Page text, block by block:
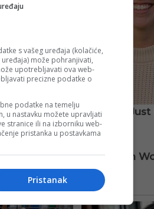
s vašeg uređaja (kolačiće,
može pohranjivati,
upotrebljavati ova web-
precizne podatke o
podatke na temelju
u nastavku možete upravljati
stranice ili na izborniku web-
pristanka u postavkama
Pristanak